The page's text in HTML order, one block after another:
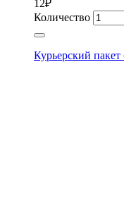
12₽
Количество
Курьерский